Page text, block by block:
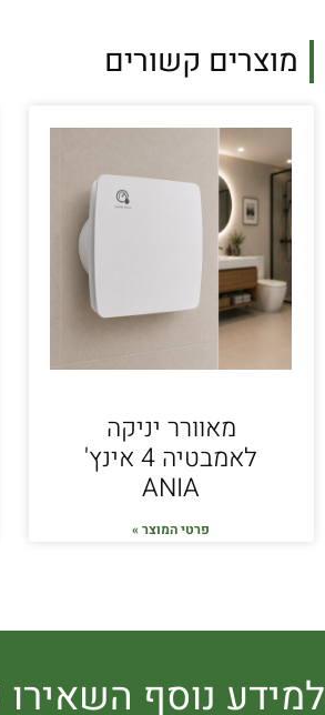
מוצרים קשורים
מאוורר יניקה
לאמבטיה 4 אינץ'
ANIA
פרטי המוצר »
למידע נוסף